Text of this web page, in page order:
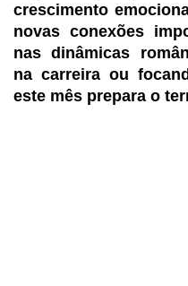
crescimento
novas conexões
nas dinâmicas
na carreira ou
este mês prepara o